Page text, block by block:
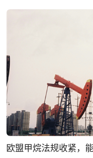
欧盟甲烷法规收紧，